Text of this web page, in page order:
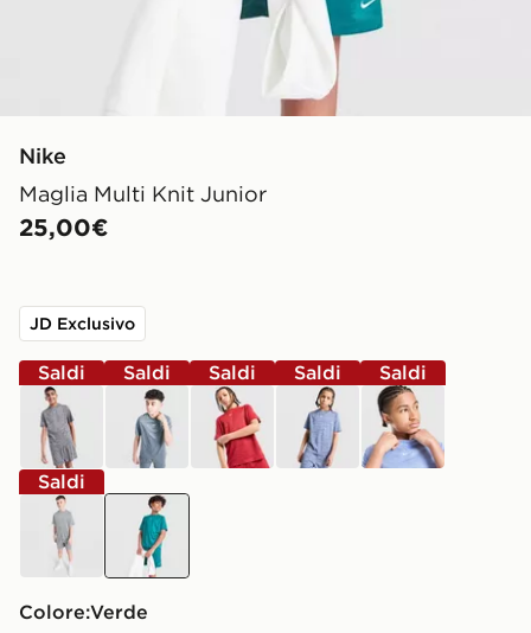
Nike
Maglia Multi Knit Junior
25,00€
JD Exclusivo
Saldi
nero
Saldi
grigio
Saldi
rosso
Saldi
Saldi
blu
Saldi
grigio
verde
Colore: verde